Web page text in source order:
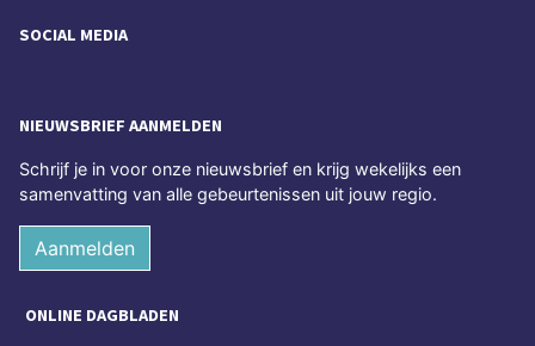
SOCIAL MEDIA
NIEUWSBRIEF AANMELDEN
Schrijf je in voor onze nieuwsbrief en krijg wekelijks een
samenvatting van alle gebeurtenissen uit jouw regio.
Aanmelden
ONLINE DAGBLADEN